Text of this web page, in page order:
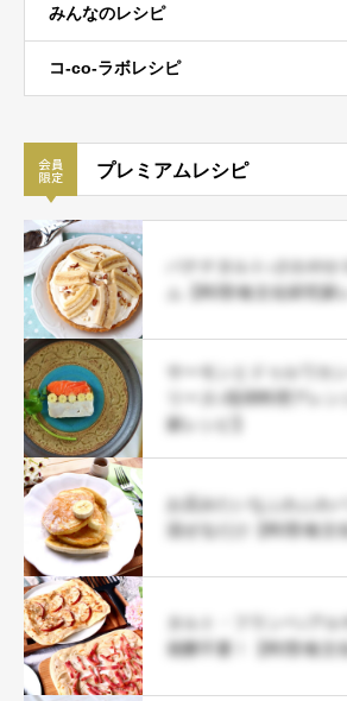
みんなのレシピ
コ-co-ラボレシピ
プレミアムレシピ
バナナタルト♪さわや
ム【料理/食文化研究家
サーモンとドゥルワカ
リーヌ♪琉球料理アレ
家レシピ】
お店みたいなふわふわ
混ぜるだけ【料理/食
タルト・フランベ♪ア
発酵不要！【料理/食文